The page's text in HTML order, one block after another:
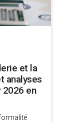
et la
analyses
2026 en
formalité